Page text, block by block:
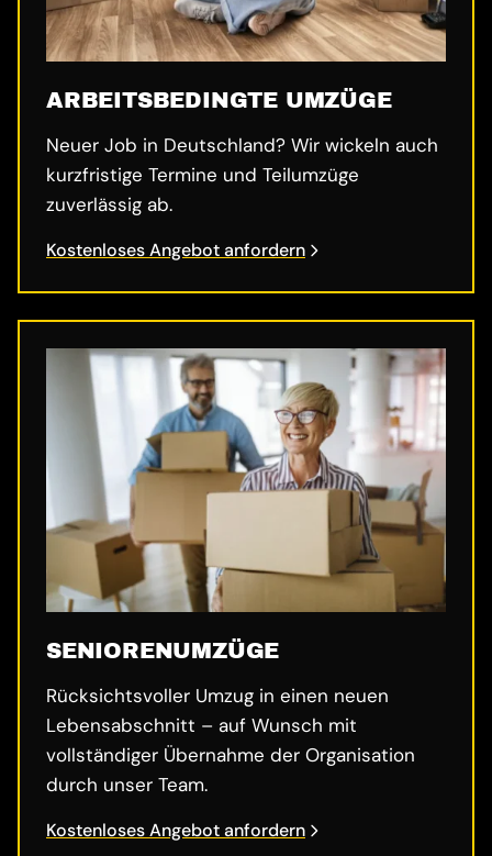
ARBEITSBEDINGTE UMZÜGE
Neuer Job in Deutschland? Wir wickeln auch
kurzfristige Termine und Teilumzüge
zuverlässig ab.
Kostenloses Angebot anfordern
SENIORENUMZÜGE
Rücksichtsvoller Umzug in einen neuen
Lebensabschnitt – auf Wunsch mit
vollständiger Übernahme der Organisation
durch unser Team.
Kostenloses Angebot anfordern